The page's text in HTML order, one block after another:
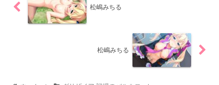
松嶋みちる
松嶋みちる